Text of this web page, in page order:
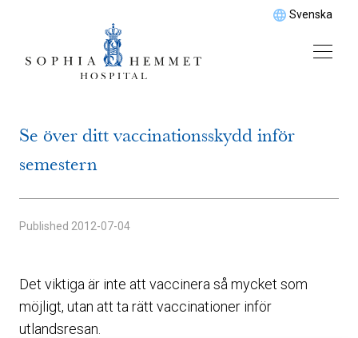
Svenska
Se över ditt vaccinationsskydd inför
semestern
Published 2012-07-04
Det viktiga är inte att vaccinera så mycket som
möjligt, utan att ta rätt vaccinationer inför
utlandsresan.